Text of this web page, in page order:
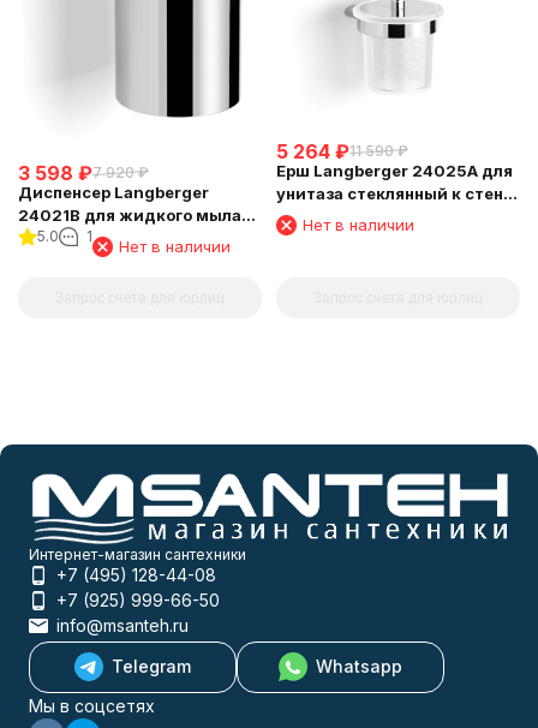
3 598 ₽7 920 ₽
Диспенсер Langberger
24021B для жидкого мыла
хромированный к стене
5.0 1
Нет в наличии
5 264 ₽11 590 ₽
Ерш Langberger 24025A для
унитаза стеклянный к стене
круглый
Нет в наличии
Интернет-магазин сантехники
+7 (495) 128-44-08
+7 (925) 999-66-50
info@msanteh.ru
Telegram
Whatsapp
Мы в соцсетях